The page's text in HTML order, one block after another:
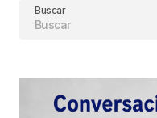
Buscar